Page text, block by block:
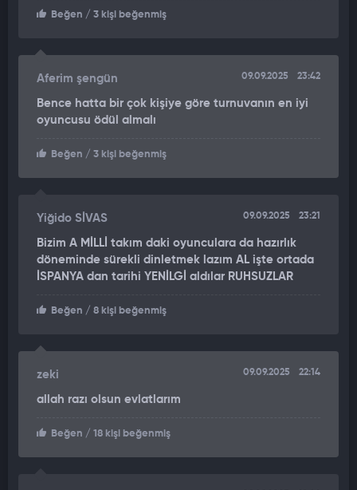
Beğen / 3 kişi beğenmiş
Aferim şengün 09.09.2025 23:42
Bence hatta bir çok kişiye göre turnuvanın en iyi
oyuncusu ödül almalı
Beğen / 3 kişi beğenmiş
Yiğido SİVAS 09.09.2025 23:21
Bizim A MİLLİ takım daki oyunculara da hazırlık
döneminde sürekli dinletmek lazım AL işte ortada
İSPANYA dan tarihi YENİLGİ aldılar RUHSUZLAR
Beğen / 8 kişi beğenmiş
zeki 09.09.2025 22:14
allah razı olsun evlatlarım
Beğen / 18 kişi beğenmiş